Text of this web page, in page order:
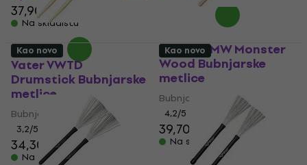
37,90 €
Na skladištu
Vater VWTD
Drumstick Bubnjarske
metlice
Bubnjarske metlice
3,2/5
34,30 €
Na skladištu
Vater VBMW Monster
Wood Bubnjarske
metlice
Bubnjarske metlice
4,2/5
39,70 €
Na skladištu
Kao novo Kao novo